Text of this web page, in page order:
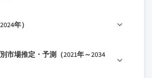
ローバル
値と計算
準年の計算
器タイプ別
量別
途別
プライヤーの状況
る付加価値
バリューチェーンに影響を与える要因
年）
場シェア分析
域別
市場推定・予測（2021年～2034